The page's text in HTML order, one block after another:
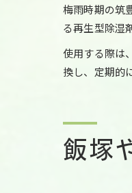
梅雨時期の筑
る再生型除湿
使用する際は
換し、定期的
飯塚